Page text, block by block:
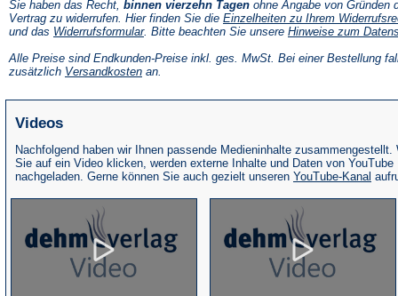
Sie haben das Recht, binnen vierzehn Tagen ohne Angabe von Gründen
Vertrag zu widerrufen. Hier finden Sie die Einzelheiten zu Ihrem
und das Widerrufsformular(Öffnet
einem
neuen
. Bitte beachten Sie unsere Hinweise zum
Alle Preise sind Endkunden-Preise inkl. ges. MwSt. Bei einer Bestellung
zusätzlich Versandkosten(Öffnet
an.
Videos
Nachfolgend haben wir Ihnen passende Medieninhalte zusammengestellt.
Sie auf ein Video klicken, werden externe Inhalte und Daten von YouTube
nachgeladen. Gerne können Sie auch gezielt unseren YouTube-Kanal